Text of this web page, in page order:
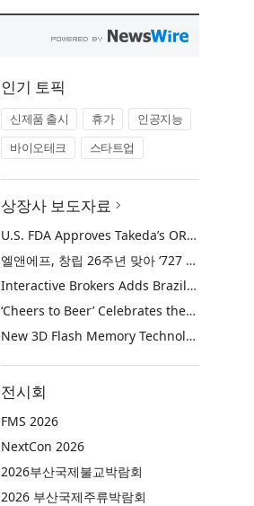
인기 토픽
신제품 출시 휴가
인공지능
바이오테크
스타트업
상장사 보도자료
U.S. FDA Approves Takeda’s ORZEYFUL™ (oveporexton), the First and Only Medicine to Treat the Underlying Cause of Narcolepsy Type 1
엘앤에프, 창립 26주년 맞아 ‘727 희망박스’ 나눔 캠페인 진행… 임직원과 함께 대구 지역사회 상생 실천
Interactive Brokers Adds Brazilian Futures through Brazil’s B3 Exchange
‘Cheers to Beer’ Celebrates the Drink at the Heart of Life’s Meaningful Moments
New 3D Flash Memory Technology from Kioxia and Sandisk Achieves Industry’s Highest Bit Density for QLC NAND
전시회
FMS 2026
NextCon 2026
2026부산국제불교박람회
2026 부산국제주류박람회